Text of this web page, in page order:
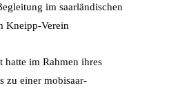
im saarländischen
Kneipp-Verein
hatte im Rahmen ihres
zu einer mobisaar-